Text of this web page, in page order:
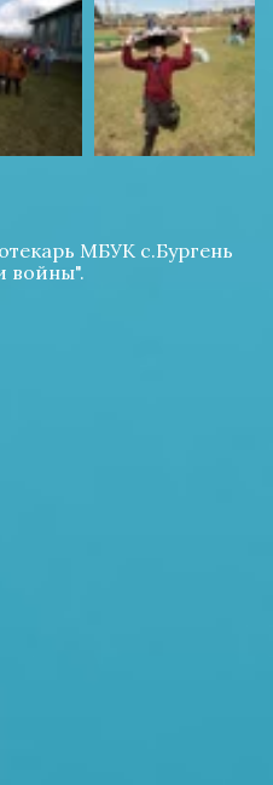
МБУК с.Бургень
войны".